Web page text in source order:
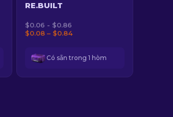
RE.BUILT
$0.06 - $0.86
$0.08 – $0.84
Có sẵn trong 1 hòm